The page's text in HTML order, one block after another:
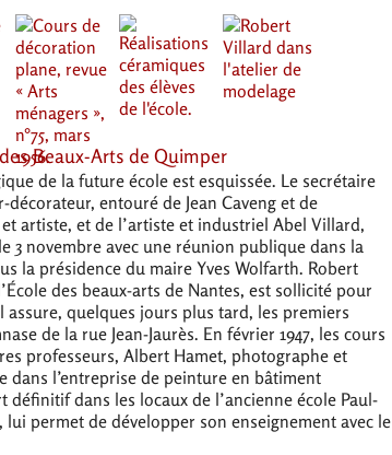
Beaux-Arts de Quimper
de la future école est esquissée. Le secrétaire
entouré de Jean Caveng et de
artiste, et de l’artiste et industriel Abel Villard,
3 novembre avec une réunion publique dans la
la présidence du maire Yves Wolfarth. Robert
des beaux-arts de Nantes, est sollicité pour
quelques jours plus tard, les premiers
de la rue Jean-Jaurès. En février 1947, les cours
professeurs, Albert Hamet, photographe et
l’entreprise de peinture en bâtiment
dans les locaux de l’ancienne école Paul-
lui permet de développer son enseignement avec le